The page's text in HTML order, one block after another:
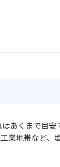
あくまで目
業地帯など、